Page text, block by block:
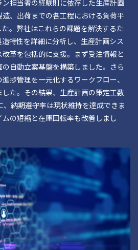
担当者の経験則に依存した生産計画
、出荷までの各工程における負荷平
。弊社はこれらの課題を解決するた
特性を詳細に分析し、生産計画シス
革を包括的に支援。まず受注情報と
自動立案基盤を構築しました。さら
捗管理を一元化するワークフロー、
た。その結果、生産計画の策定工数
納期遵守率は現状維持を達成できま
の短縮と在庫回転率も改善しまし